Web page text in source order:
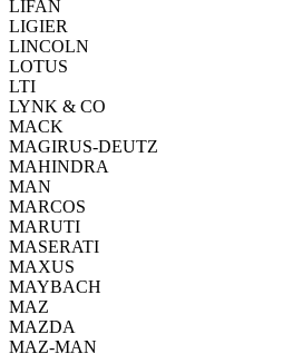
LIFAN
LIGIER
LINCOLN
LOTUS
LTI
LYNK & CO
MACK
MAGIRUS-DEUTZ
MAHINDRA
MAN
MARCOS
MARUTI
MASERATI
MAXUS
MAYBACH
MAZ
MAZDA
MAZ-MAN